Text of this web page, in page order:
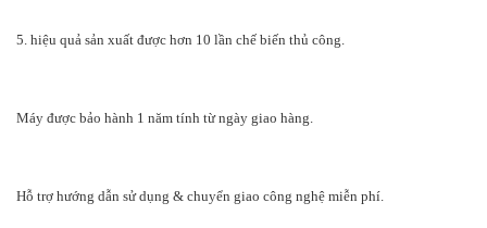
5. hiệu quả sản xuất được hơn 10 lần chế biến thủ công.
Máy được bảo hành 1 năm tính từ ngày giao hàng.
Hỗ trợ hướng dẫn sử dụng & chuyển giao công nghệ miễn phí.